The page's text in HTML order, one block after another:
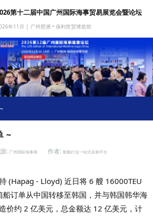
第十二届中国广州国际海事贸易展览会暨论坛
年11月 | 广州琶洲 • 保利世贸博览馆
~
: 广州国际海事展 作者: 船舶行业一站式采购平台
(Hapag - Lloyd) 近日将 6 艘 16000TEU
船订单从中国转移至韩国，并与韩国韩华海
价约 2 亿美元，总金额达 12 亿美元，计